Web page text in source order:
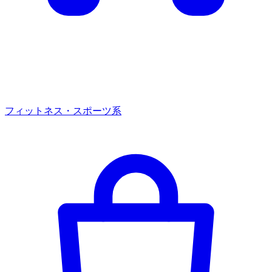
フィットネス・スポーツ系